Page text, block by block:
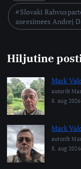
Slovaki
aseesimees Andrej
Hiljutine
Mark
autorilt
8. aug 2026
Mark
autorilt
8. aug 2026